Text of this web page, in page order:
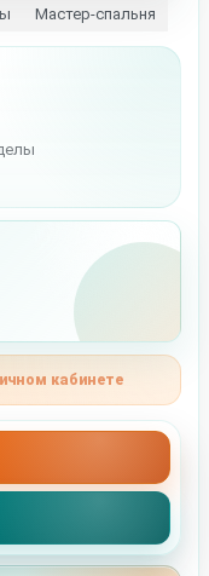
Мастер-спальня
кабинете